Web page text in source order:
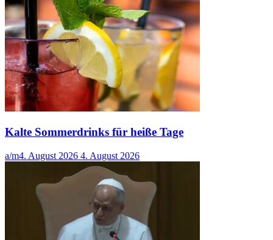
Kalte Sommerdrinks für heiße Tage
a/m4. August 2026 4. August 2026